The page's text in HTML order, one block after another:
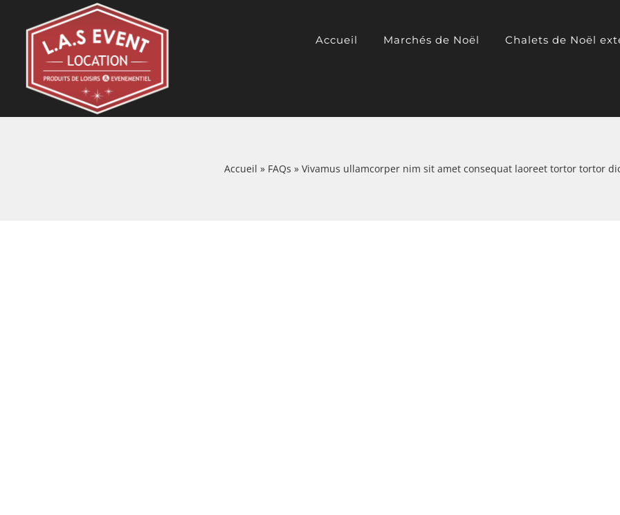
Accueil Marchés de Noël Chalets de Noël
Accueil » FAQs » Vivamus ullamcorper nim sit amet consequat laoreet tortor tortor